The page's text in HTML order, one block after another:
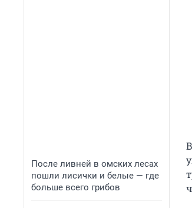
После ливней в омских лесах
пошли лисички и белые — где
больше всего грибов